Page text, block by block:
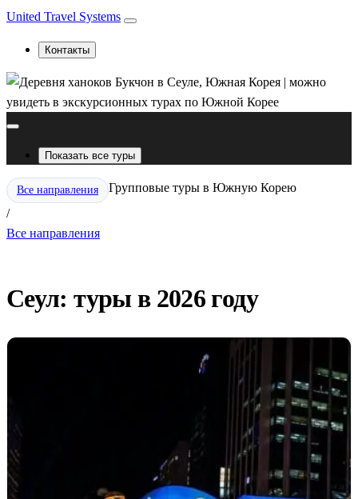
United Travel Systems
Контакты
Показать все туры
Все направления
/
Групповые туры в Южную Корею
Все направления
Сеул: туры в 2026 году